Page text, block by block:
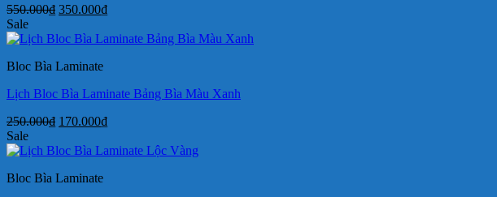
550.000₫ Giá
là:
350.000₫Giá
tại
Sale
Bloc Bìa Laminate
Lịch Bloc Bìa Laminate Bảng Bìa Màu Xanh
250.000₫ Giá
là:
170.000₫Giá
tại
Sale
Bloc Bìa Laminate